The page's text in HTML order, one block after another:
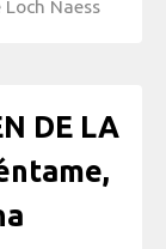
Naess
DE LA